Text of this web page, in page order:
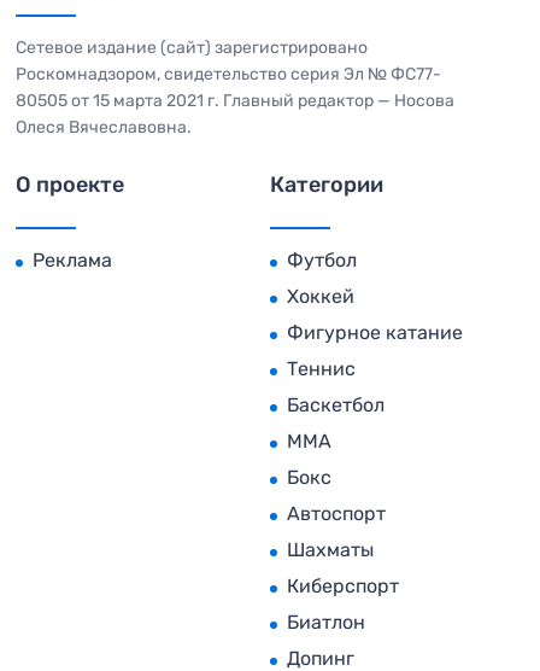
Сетевое издание (сайт) зарегистрировано
Роскомнадзором, свидетельство серия Эл № ФС77-
80505 от 15 марта 2021 г. Главный редактор — Носова
Олеся Вячеславовна.
О проекте
Реклама
Категории
Футбол
Хоккей
Фигурное катание
Теннис
Баскетбол
MMA
Бокс
Автоспорт
Шахматы
Киберспорт
Биатлон
Допинг